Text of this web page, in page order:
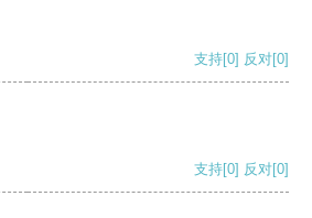
支持[0] 反对[0]
支持[0] 反对[0]